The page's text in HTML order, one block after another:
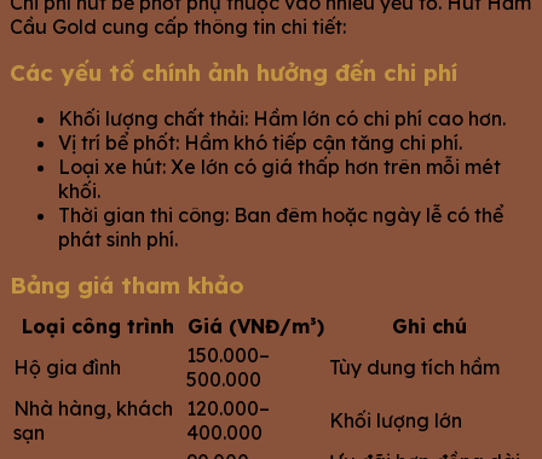
Cầu Gold cung cấp thông tin chi tiết:
Các yếu tố chính ảnh hưởng đến chi phí
Khối lượng chất thải: Hầm lớn có chi phí cao hơn.
Vị trí bể phốt: Hầm khó tiếp cận tăng chi phí.
Loại xe hút: Xe lớn có giá thấp hơn trên mỗi mét
khối.
Thời gian thi công: Ban đêm hoặc ngày lễ có thể
phát sinh phí.
Bảng giá tham khảo
Loại công trình Giá (VNĐ/m³)
Ghi chú
Hộ gia đình
150.000–
500.000
Tùy dung tích hầm
Nhà hàng, khách
sạn
120.000–
400.000
Khối lượng lớn